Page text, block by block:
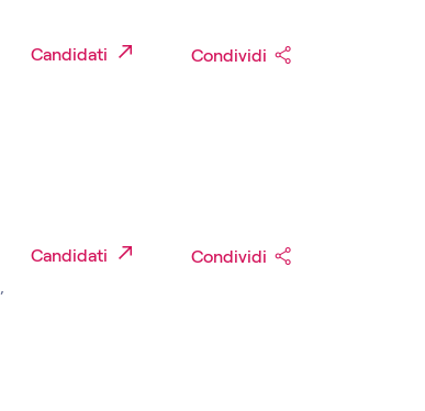
Candidati Condividi
Candidati Condividi